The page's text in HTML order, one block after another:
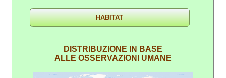
DISTRIBUZIONE IN BASE
ALLE OSSERVAZIONI UMANE